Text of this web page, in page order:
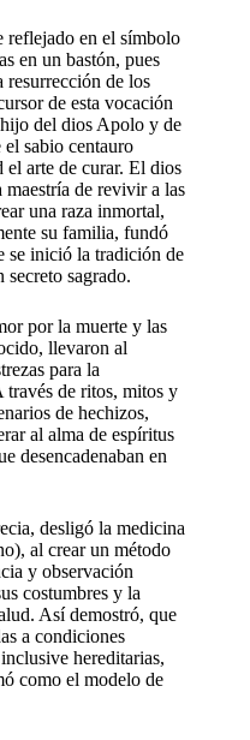
reflejado en el símbolo
en un bastón, pues
resurrección de los
de esta vocación
del dios Apolo y de
sabio centauro
arte de curar. El dios
de revivir a las
una raza inmortal,
su familia, fundó
se inició la tradición de
secreto sagrado.
por la muerte y las
llevaron al
para la
través de ritos, mitos y
de hechizos,
al alma de espíritus
desencadenaban en
desligó la medicina
al crear un método
y observación
costumbres y la
Así demostró, que
a condiciones
hereditarias,
como el modelo de